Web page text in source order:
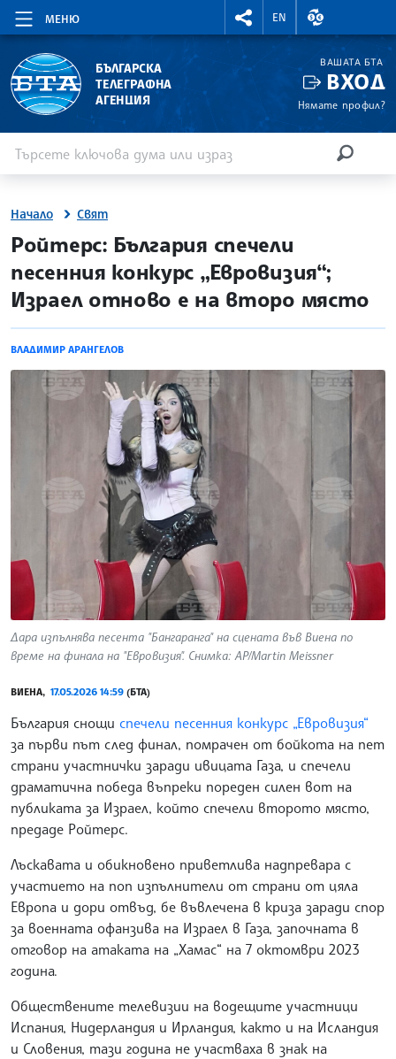
МЕНЮ
RIGHTMENU.SOCIAL
EN
ВАЛУТНИ
БЪЛГАРСКА
ТЕЛЕГРАФНА
АГЕНЦИЯ
ВАШАТА БТА
ВХОД
Нямате профил?
Начало Свят
site.bta
Ройтерс: България спечели
песенния конкурс „Евровизия“;
Израел отново е на второ място
ВЛАДИМИР АРАНГЕЛОВ
Дара изпълнява песента "Бангаранга" на сцената във Виена по
време на финала на "Евровизия". Снимка: AP/Martin Meissner
ВИЕНА, 17.05.2026 14:59 (БТА)
България снощи спечели песенния конкурс „Евровизия“
за първи път след финал, помрачен от бойкота на пет
страни участнички заради ивицата Газа, и спечели
драматична победа въпреки пореден силен вот на
публиката за Израел, който спечели второто място,
предаде Ройтерс.
Лъскавата и обикновено приветлива надпревара с
участието на поп изпълнители от страни от цяла
Европа и дори отвъд, бе въвлечена в криза заради спор
за военната офанзива на Израел в Газа, започната в
отговор на атаката на „Хамас“ на 7 октомври 2023
година.
Обществените телевизии на водещите участници
Испания, Нидерландия и Ирландия, както и на Исландия
и Словения, тази година не участваха в знак на